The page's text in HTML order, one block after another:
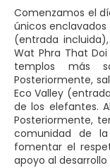
Comenzamos el
únicos
(entrada
Wat Phra That
templos más
Posteriormente,
Eco Valley
de los elefantes.
Posteriormente,
comunidad de
fomentar el
apoyo al